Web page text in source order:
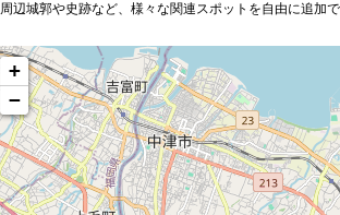
周辺城郭や史跡など、様々な関連スポットを自由に追加で
+
−